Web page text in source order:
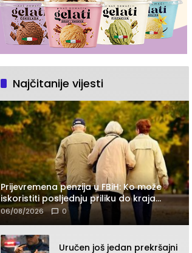
Najčitanije vijesti
Prijevremena penzija u FBiH: Ko može
iskoristiti posljednju priliku do kraja
2026. godine
06/08/2026 0
Uručen još jedan prekršajni